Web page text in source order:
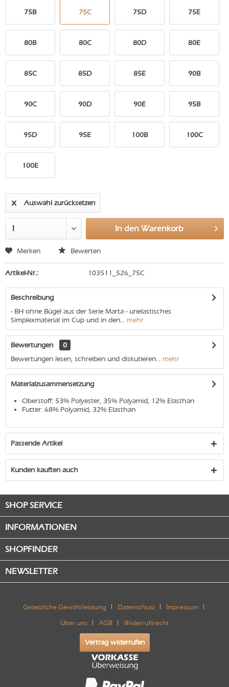
75B 75C 75D 75E
80B 80C 80D 80E
85C 85D 85E 90B
90C 90D 90E 95B
95D 95E 100B 100C
100E
Auswahl zurücksetzen
In den Warenkorb
Merken Bewerten
Artikel-Nr.: 103511_526_75C
Beschreibung
- BH ohne Bügel aus der Serie Marta - unelastisches
Simplexmaterial im Cup und in den... mehr
Bewertungen
0
Bewertungen lesen, schreiben und diskutieren... mehr
Materialzusammensetzung
Oberstoff: 53% Polyester, 35% Polyamid, 12% Elasthan
Futter: 68% Polyamid, 32% Elasthan
Passende Artikel
Kunden kauften auch
SHOP SERVICE
INFORMATIONEN
SHOPFINDER
NEWSLETTER
Gesetzliche Gewährleistung Datenschutz Impressum
Über uns AGB Widerrufsrecht
Vertrag widerrufen